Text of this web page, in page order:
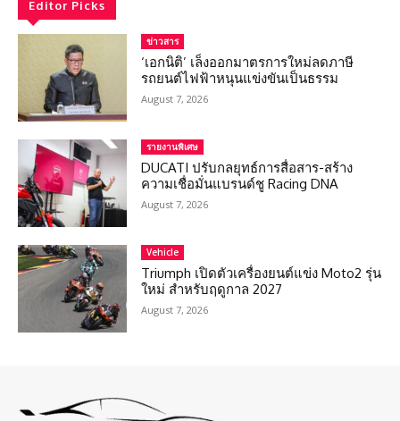
Editor Picks
ข่าวสาร
‘เอกนิติ’ เล็งออกมาตรการใหม่ลดภาษี
รถยนต์ไฟฟ้าหนุนแข่งขันเป็นธรรม
August 7, 2026
รายงานพิเศษ
DUCATI ปรับกลยุทธ์การสื่อสาร-สร้าง
ความเชื่อมั่นแบรนด์ชู Racing DNA
August 7, 2026
Vehicle
Triumph เปิดตัวเครื่องยนต์แข่ง Moto2 รุ่น
ใหม่ สำหรับฤดูกาล 2027
August 7, 2026